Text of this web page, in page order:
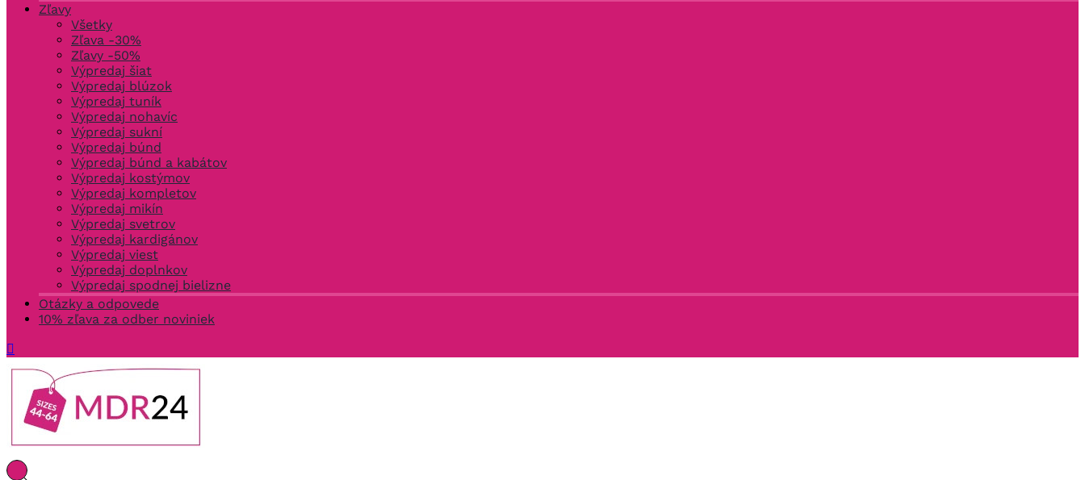
Zľavy
Všetky
Zľava -30%
Zľavy -50%
Výpredaj šiat
Výpredaj blúzok
Výpredaj tuník
Výpredaj nohavíc
Výpredaj sukní
Výpredaj búnd
Výpredaj búnd a kabátov
Výpredaj kostýmov
Výpredaj kompletov
Výpredaj mikín
Výpredaj svetrov
Výpredaj kardigánov
Výpredaj viest
Výpredaj doplnkov
Výpredaj spodnej bielizne
Otázky a odpovede
10% zľava za odber noviniek
